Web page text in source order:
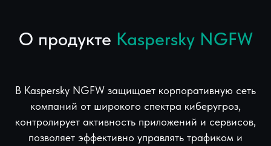
О продукте Kaspersky NGFW
В Kaspersky NGFW защищает корпоративную сеть
компаний от широкого спектра киберугроз,
контролирует активность приложений и сервисов,
позволяет эффективно управлять трафиком и